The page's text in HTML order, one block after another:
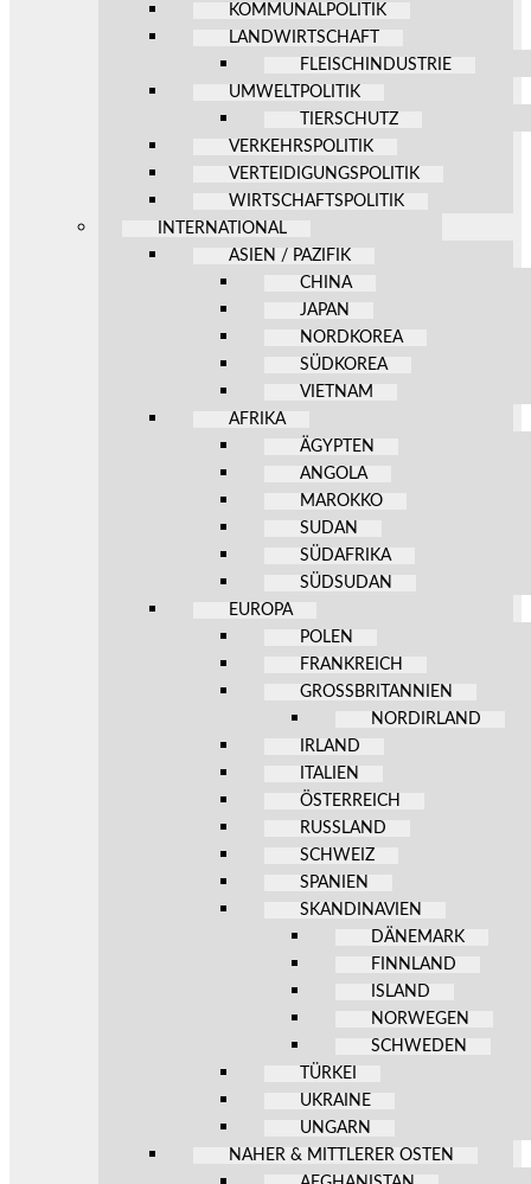
KOMMUNALPOLITIK
LANDWIRTSCHAFT
FLEISCHINDUSTRIE
UMWELTPOLITIK
TIERSCHUTZ
VERKEHRSPOLITIK
VERTEIDIGUNGSPOLITIK
WIRTSCHAFTSPOLITIK
INTERNATIONAL
ASIEN / PAZIFIK
CHINA
JAPAN
NORDKOREA
SÜDKOREA
VIETNAM
AFRIKA
ÄGYPTEN
ANGOLA
MAROKKO
SUDAN
SÜDAFRIKA
SÜDSUDAN
EUROPA
POLEN
FRANKREICH
GROSSBRITANNIEN
NORDIRLAND
IRLAND
ITALIEN
ÖSTERREICH
RUSSLAND
SCHWEIZ
SPANIEN
SKANDINAVIEN
DÄNEMARK
FINNLAND
ISLAND
NORWEGEN
SCHWEDEN
TÜRKEI
UKRAINE
UNGARN
NAHER & MITTLERER OSTEN